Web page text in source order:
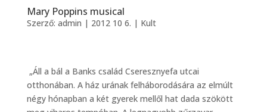
Mary Poppins musical
Szerző: admin | 2012 10 6. | Kult
„Áll a bál a Banks család Cseresznyefa utcai
otthonában. A ház urának felháborodására az elmúlt
négy hónapban a két gyerek mellől hat dada szökött